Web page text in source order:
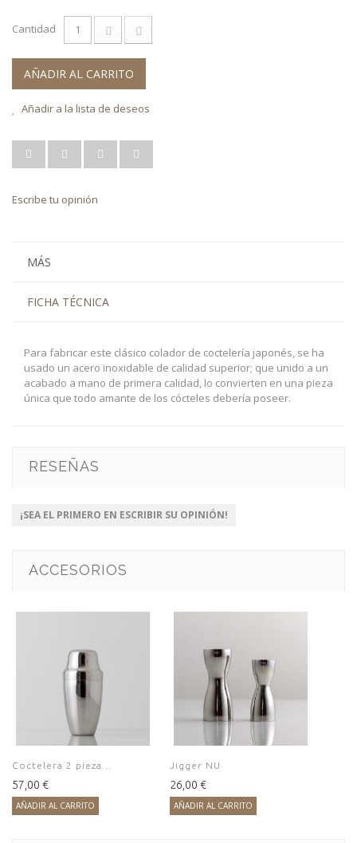
Cantidad
AÑADIR AL CARRITO
Añadir a la lista de deseos
Escribe tu opinión
MÁS
FICHA TÉCNICA
Para fabricar este clásico colador de coctelería japonés, se ha
usado un acero inoxidable de calidad superior; que unido a un
acabado a mano de primera calidad, lo convierten en una pieza
única que todo amante de los cócteles debería poseer.
RESEÑAS
¡SEA EL PRIMERO EN ESCRIBIR SU OPINIÓN!
ACCESORIOS
Coctelera 2 pieza...
57,00 €
AÑADIR AL CARRITO
Jigger NU
26,00 €
AÑADIR AL CARRITO